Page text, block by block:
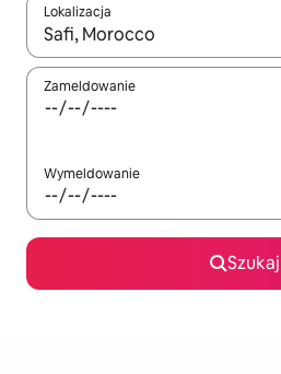
Lokalizacja
Gdy wyniki będą dostępne,
Zameldowanie
Wymeldowanie
Szukaj